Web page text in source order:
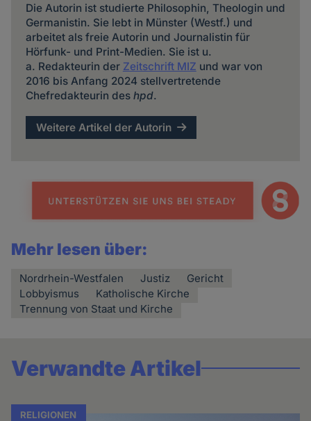
Die Autorin ist studierte Philosophin, Theologin und
Germanistin. Sie lebt in Münster (Westf.) und
arbeitet als freie Autorin und Journalistin für
Hörfunk- und Print-Medien. Sie ist u.
a. Redakteurin der Zeitschrift MIZ und war von
2016 bis Anfang 2024 stellvertretende
Chefredakteurin des hpd.
Weitere Artikel der Autorin
Mehr lesen über:
Nordrhein-Westfalen Justiz
Gericht
Lobbyismus
Katholische Kirche
Trennung von Staat und Kirche
Verwandte Artikel
RELIGIONEN